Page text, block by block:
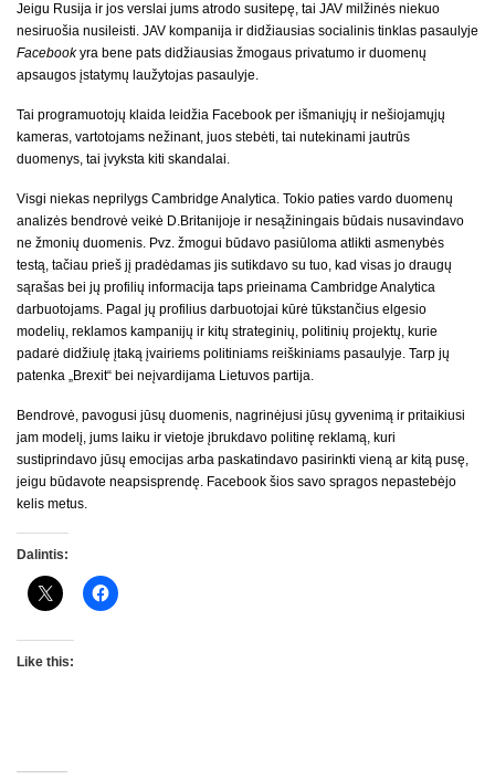
Jeigu Rusija ir jos verslai jums atrodo susitepę, tai JAV milžinės niekuo
nesiruošia nusileisti. JAV kompanija ir didžiausias socialinis tinklas pasaulyje
Facebookyra bene pats didžiausias žmogaus privatumo ir duomenų
apsaugos įstatymų laužytojas pasaulyje.
Tai programuotojų klaida leidžia Facebook per išmaniųjų ir nešiojamųjų
kameras, vartotojams nežinant, juos stebėti, tai nutekinami jautrūs
duomenys, tai įvyksta kiti skandalai.
Visgi niekas neprilygs Cambridge Analytica. Tokio paties vardo duomenų
analizės bendrovė veikė D.Britanijoje ir nesąžiningais būdais nusavindavo
ne žmonių duomenis. Pvz. žmogui būdavo pasiūloma atlikti asmenybės
testą, tačiau prieš jį pradėdamas jis sutikdavo su tuo, kad visas jo draugų
sąrašas bei jų profilių informacija taps prieinama Cambridge Analytica
darbuotojams. Pagal jų profilius darbuotojai kūrė tūkstančius elgesio
modelių, reklamos kampanijų ir kitų strateginių, politinių projektų, kurie
padarė didžiulę įtaką įvairiems politiniams reiškiniams pasaulyje. Tarp jų
patenka „Brexit“ bei neįvardijama Lietuvos partija.
Bendrovė, pavogusi jūsų duomenis, nagrinėjusi jūsų gyvenimą ir pritaikiusi
jam modelį, jums laiku ir vietoje įbrukdavo politinę reklamą, kuri
sustiprindavo jūsų emocijas arba paskatindavo pasirinkti vieną ar kitą pusę,
jeigu būdavote neapsisprendę. Facebook šios savo spragos nepastebėjo
kelis metus.
Dalintis:
Like this: